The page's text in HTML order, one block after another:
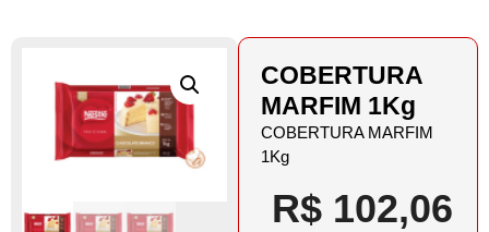
COBERTURA
MARFIM 1Kg
COBERTURA MARFIM
1Kg
R$ 102,06